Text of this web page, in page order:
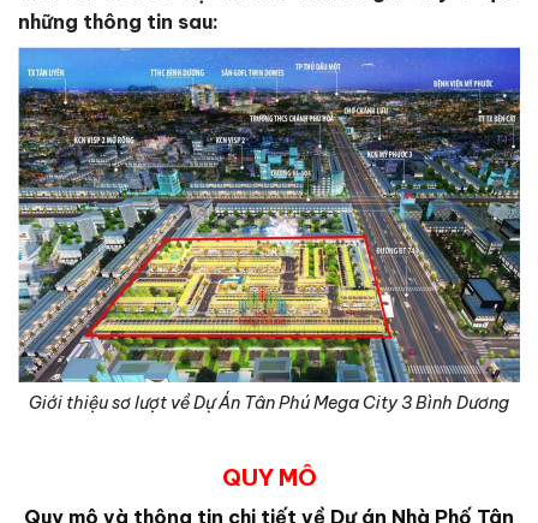
những thông tin sau:
Giới thiệu sơ lượt về Dự Án Tân Phú Mega City 3 Bình Dương
QUY MÔ
Quy mô và thông tin chi tiết về Dự án Nhà Phố Tân